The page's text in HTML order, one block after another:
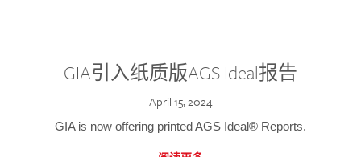
GIA引入纸质版AGS Ideal报告
April 15, 2024
GIA is now offering printed AGS Ideal® Reports.